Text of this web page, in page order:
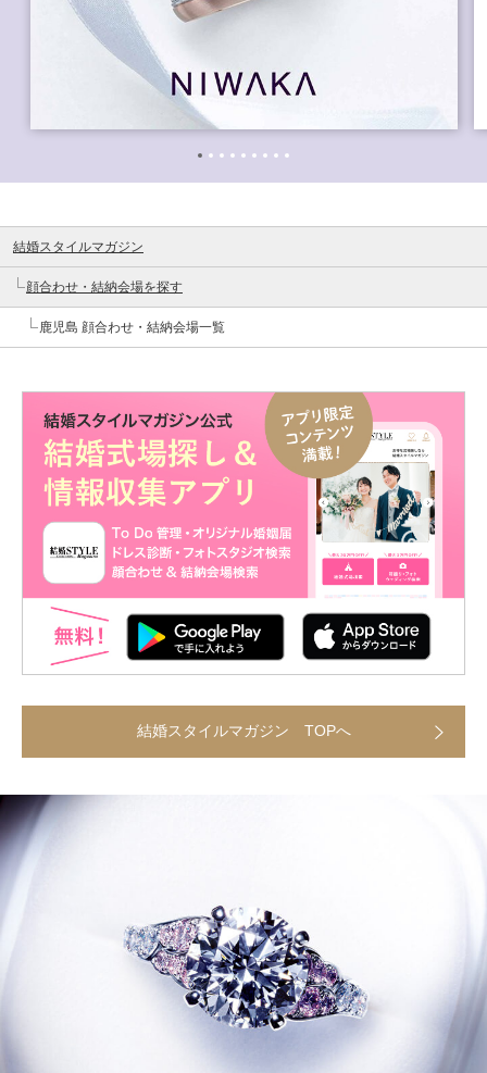
結婚スタイルマガジン
顔合わせ・結納会場を探す
鹿児島 顔合わせ・結納会場一覧
結婚スタイルマガジン TOPへ